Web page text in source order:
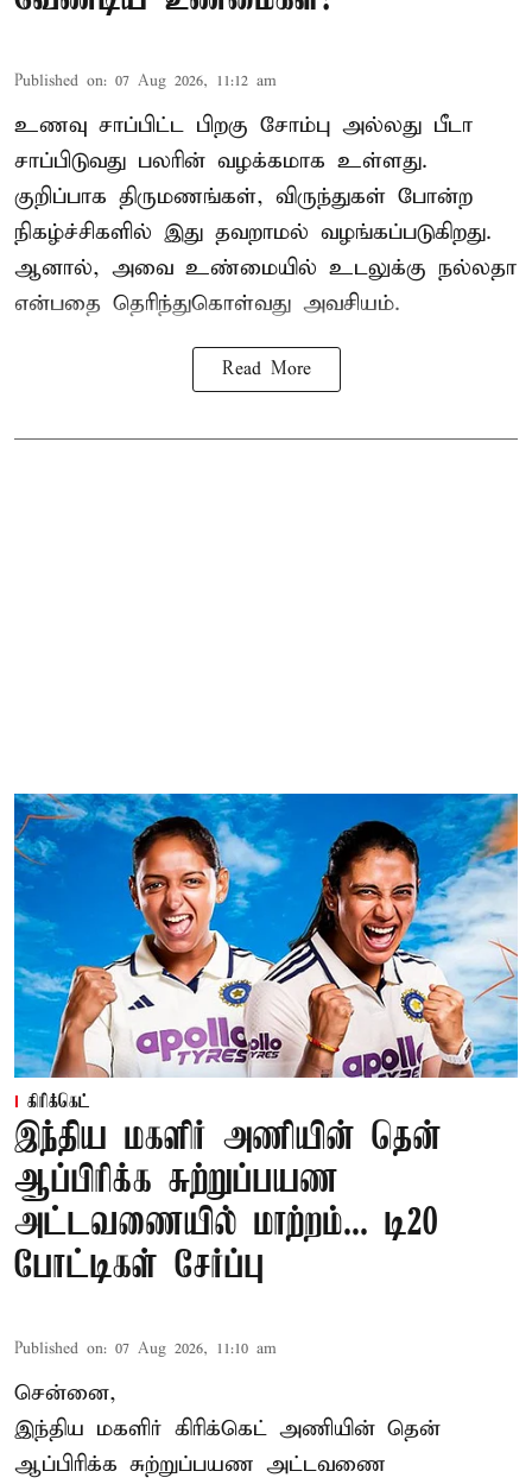
Published on: 07 Aug 2026, 11:12 am
உணவு சாப்பிட்ட பிறகு சோம்பு அல்லது பீடா
சாப்பிடுவது பலரின் வழக்கமாக உள்ளது.
குறிப்பாக திருமணங்கள், விருந்துகள் போன்ற
நிகழ்ச்சிகளில் இது தவறாமல் வழங்கப்படுகிறது.
ஆனால், அவை உண்மையில் உடலுக்கு நல்லதா
என்பதை தெரிந்துகொள்வது அவசியம்.
Read More
கிரிக்கெட்
இந்திய மகளிர் அணியின் தென்
ஆப்பிரிக்க சுற்றுப்பயண
அட்டவணையில் மாற்றம்... டி20
போட்டிகள் சேர்ப்பு
Published on: 07 Aug 2026, 11:10 am
சென்னை,
இந்திய மகளிர் கிரிக்கெட் அணியின் தென்
ஆப்பிரிக்க சுற்றுப்பயண அட்டவணை